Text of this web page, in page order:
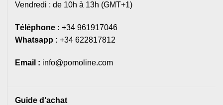
Vendredi : de 10h à 13h (GMT+1)
Téléphone : +34 961917046
Whatsapp : +34 622817812
Email : info@pomoline.com
Guide d’achat